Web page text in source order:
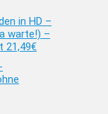
in HD –
warte!) –
21,49€